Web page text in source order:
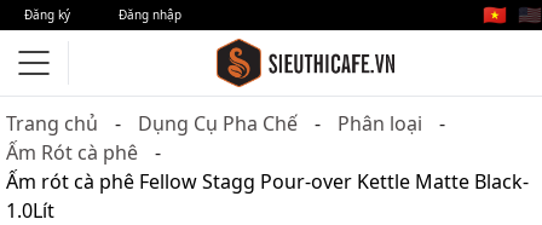
Đăng ký Đăng nhập 🇻🇳 🇺🇸
Trang chủ Dụng Cụ Pha Chế
Phân loại
Ấm Rót cà phê
Ấm rót cà phê Fellow Stagg Pour-over Kettle Matte Black-
1.0Lít